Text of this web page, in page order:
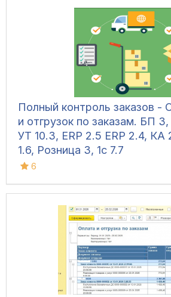
Полный контроль заказов -
и отгрузок по заказам. БП 3,
УТ 10.3, ERP 2.5 ERP 2.4,
1.6, Розница 3, 1с 7.7
6